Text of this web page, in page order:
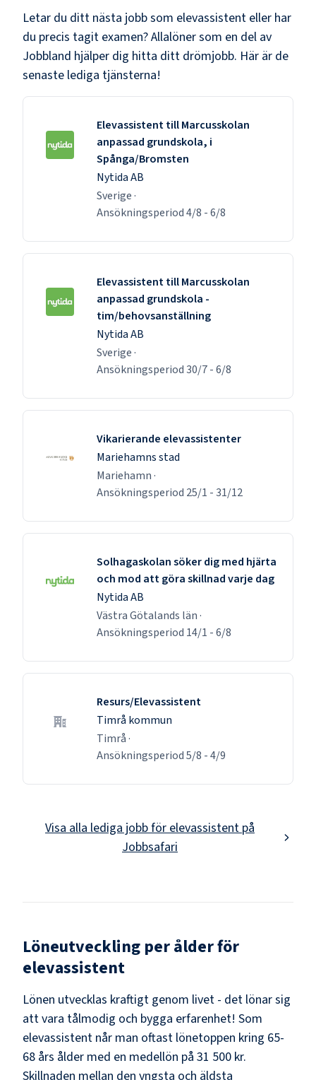
Letar du ditt nästa jobb som elevassistent eller har
du precis tagit examen? Allalöner som en del av
Jobbland hjälper dig hitta ditt drömjobb. Här är de
senaste lediga tjänsterna!
Elevassistent till Marcusskolan
anpassad grundskola, i
Spånga/Bromsten
Nytida AB
Sverige ·
Ansökningsperiod4/8 -6/8
Elevassistent till Marcusskolan
anpassad grundskola -
tim/behovsanställning
Nytida AB
Sverige ·
Ansökningsperiod30/7-6/8
Vikarierande elevassistenter
Mariehamns stad
Mariehamn ·
Ansökningsperiod 25/1 -31/12
Solhagaskolan söker dig med hjärta
och mod att göra skillnad varje dag
Nytida AB
Västra Götalands län ·
Ansökningsperiod 14/1 -6/8
Resurs/Elevassistent
Timrå kommun
Timrå ·
Ansökningsperiod5/8 -4/9
Visa alla lediga jobb för elevassistent på
Jobbsafari
Löneutveckling per ålder för
elevassistent
Lönen utvecklas kraftigt genom livet - det lönar sig
att vara tålmodig och bygga erfarenhet! Som
elevassistent når man oftast lönetoppen kring 65-
68 års ålder med en medellön på 31 500 kr.
Skillnaden mellan den yngsta och äldsta